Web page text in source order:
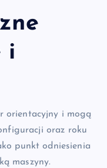
i
orientacyjny i mogą
oraz roku
punkt odniesienia
maszyny.